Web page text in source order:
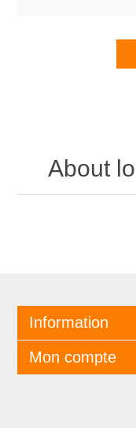
About
Information
Mon compte